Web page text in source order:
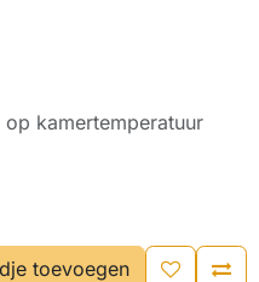
op kamertemperatuur
toevoegen